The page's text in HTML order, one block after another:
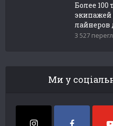
Более 100
лайнеров
3 527
Ми у